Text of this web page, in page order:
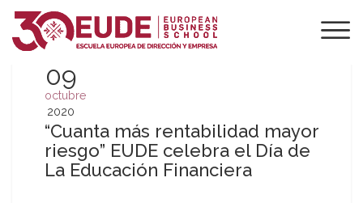
09
octubre
2020
“Cuanta más rentabilidad mayor
riesgo” EUDE celebra el Día de
La Educación Financiera